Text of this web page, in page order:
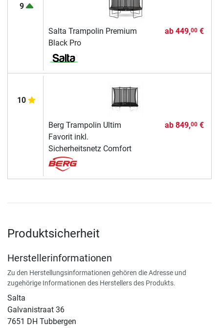
9
Salta Trampolin Premium
Black Pro
ab 449,00€
10
Berg Trampolin Ultim
Favorit inkl.
Sicherheitsnetz Comfort
ab 849,00€
Produktsicherheit
Herstellerinformationen
Zu den Herstellungsinformationen gehören die Adresse und
zugehörige Informationen des Herstellers des Produkts.
Salta
Galvanistraat 36
7651 DH Tubbergen